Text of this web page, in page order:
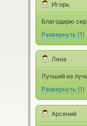
Игорь
Благодарю
Развернуть (1)
Лена
Лучший из
Развернуть (1)
Арсений